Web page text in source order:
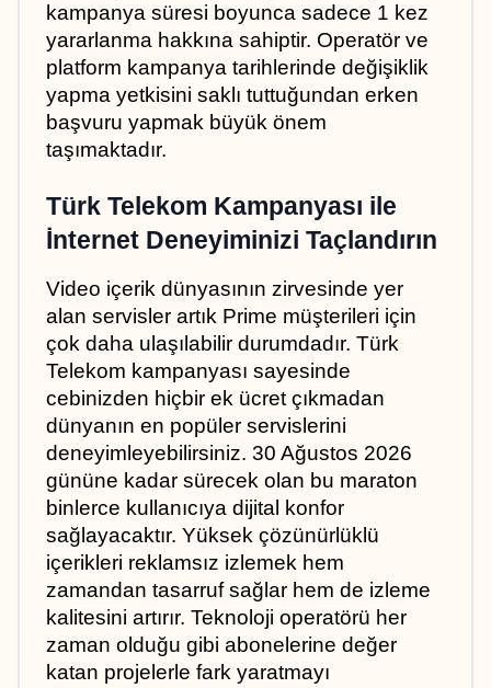
kampanya süresi boyunca sadece 1 kez
yararlanma hakkına sahiptir. Operatör ve
platform kampanya tarihlerinde değişiklik
yapma yetkisini saklı tuttuğundan erken
başvuru yapmak büyük önem
taşımaktadır.
Türk Telekom Kampanyası ile
İnternet Deneyiminizi Taçlandırın
Video içerik dünyasının zirvesinde yer
alan servisler artık Prime müşterileri için
çok daha ulaşılabilir durumdadır. Türk
Telekom kampanyası sayesinde
cebinizden hiçbir ek ücret çıkmadan
dünyanın en popüler servislerini
deneyimleyebilirsiniz. 30 Ağustos 2026
gününe kadar sürecek olan bu maraton
binlerce kullanıcıya dijital konfor
sağlayacaktır. Yüksek çözünürlüklü
içerikleri reklamsız izlemek hem
zamandan tasarruf sağlar hem de izleme
kalitesini artırır. Teknoloji operatörü her
zaman olduğu gibi abonelerine değer
katan projelerle fark yaratmayı